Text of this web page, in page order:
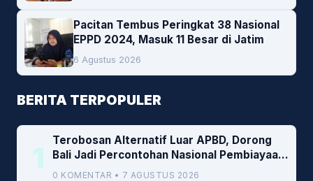
Pacitan Tembus Peringkat 38 Nasional
EPPD 2024, Masuk 11 Besar di Jatim
6 Agustus 2026
BERITA TERPOPULER
1
Terobosan Alternatif Luar APBD, Dorong
Bali Jadi Percontohan Nasional Pembiayaan
Daerah
0 KOMENTAR • 7 AGUSTUS 2026